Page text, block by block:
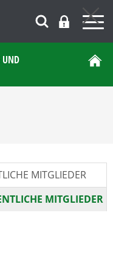
UND
MITGLIEDER
MITGLIEDER